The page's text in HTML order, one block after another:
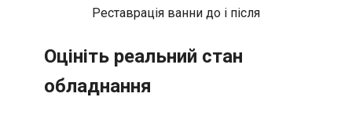
Реставрація ванни до і після
Оцініть реальний стан
обладнання